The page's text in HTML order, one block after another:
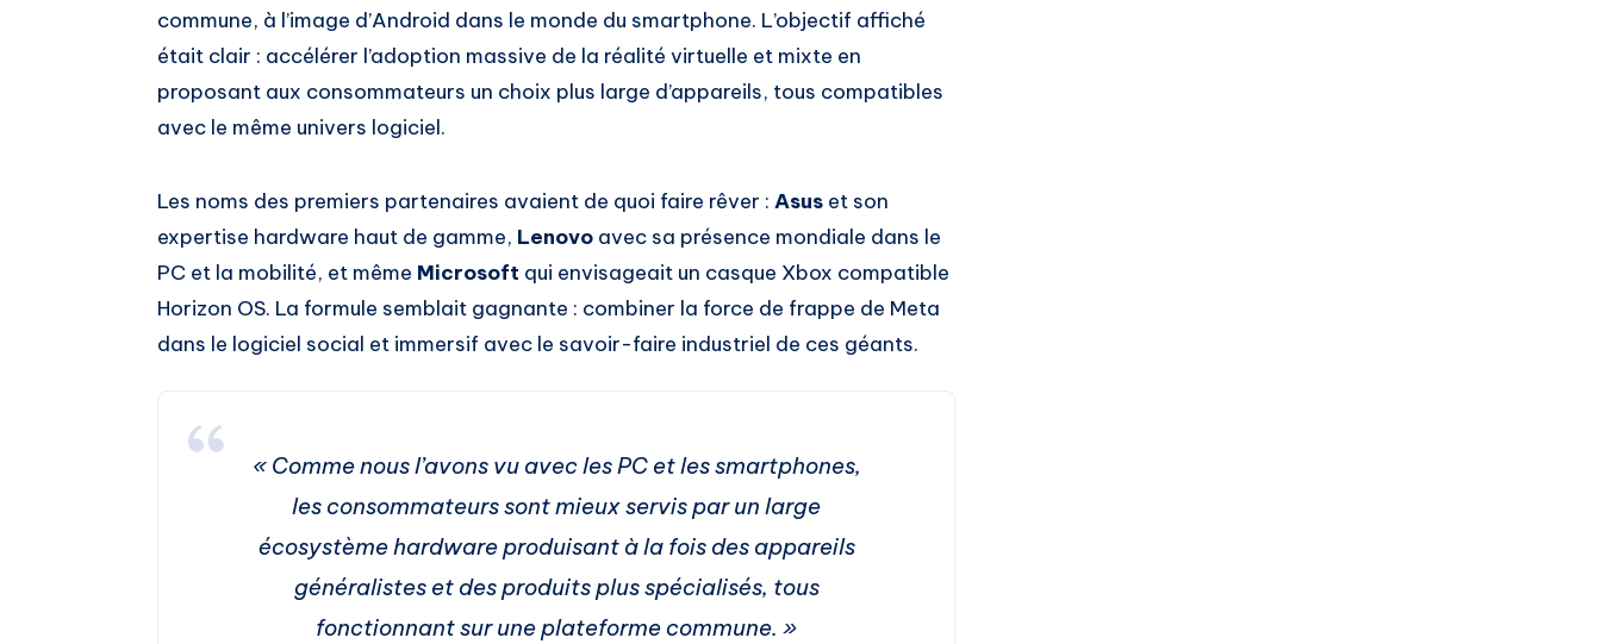
commune, à l’image d’Android dans le monde du smartphone. L’objectif affiché
était clair : accélérer l’adoption massive de la réalité virtuelle et mixte en
proposant aux consommateurs un choix plus large d’appareils, tous compatibles
avec le même univers logiciel.
Les noms des premiers partenaires avaient de quoi faire rêver : Asus et son
expertise hardware haut de gamme, Lenovo avec sa présence mondiale dans le
PC et la mobilité, et même Microsoft qui envisageait un casque Xbox compatible
Horizon OS. La formule semblait gagnante : combiner la force de frappe de Meta
dans le logiciel social et immersif avec le savoir-faire industriel de ces géants.
« Comme nous l’avons vu avec les PC et les smartphones,
les consommateurs sont mieux servis par un large
écosystème hardware produisant à la fois des appareils
généralistes et des produits plus spécialisés, tous
fonctionnant sur une plateforme commune. »